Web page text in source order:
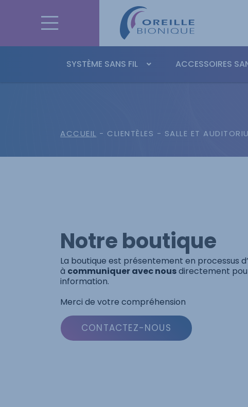
SYSTÈME SANS FIL ACCESSOIRES
ACCUEIL - CLIENTÈLES - SALLE ET
Notre boutique
La boutique est présentement en processus
à communiquer avec nousdirectement
information.
Merci de votre compréhension
CONTACTEZ-NOUS